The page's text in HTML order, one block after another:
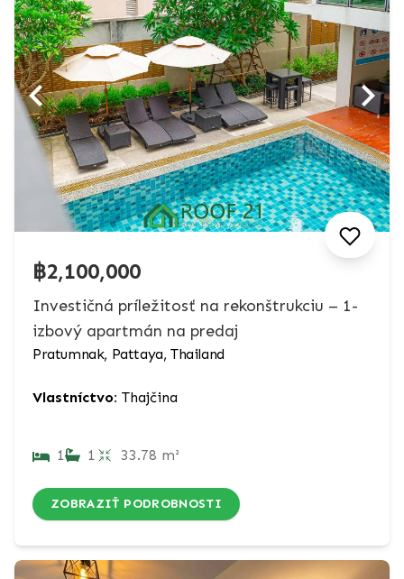
฿2,100,000
Investičná príležitosť na rekonštrukciu – 1-
izbový apartmán na predaj
Pratumnak, Pattaya, Thailand
Vlastníctvo: Thajčina
1 1 33.78 m²
ZOBRAZIŤ PODROBNOSTI